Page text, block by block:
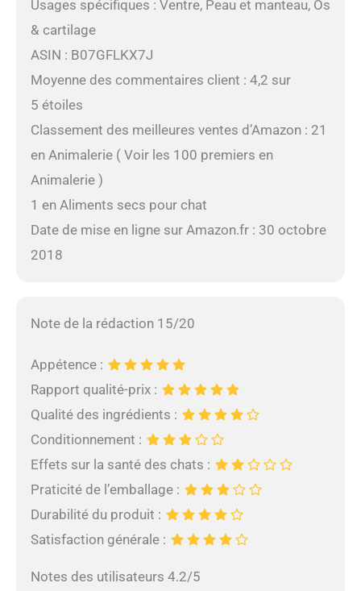
Usages spécifiques : Ventre, Peau et manteau, Os
& cartilage
ASIN : B07GFLKX7J
Moyenne des commentaires client : 4,2 sur
5 étoiles
Classement des meilleures ventes d’Amazon : 21
en Animalerie ( Voir les 100 premiers en
Animalerie )
1 en Aliments secs pour chat
Date de mise en ligne sur Amazon.fr : 30 octobre
2018
Note de la rédaction 15/20
Appétence :
Rapport qualité-prix :
Qualité des ingrédients :
Conditionnement :
Effets sur la santé des chats :
Praticité de l’emballage :
Durabilité du produit :
Satisfaction générale :
Notes des utilisateurs 4.2/5